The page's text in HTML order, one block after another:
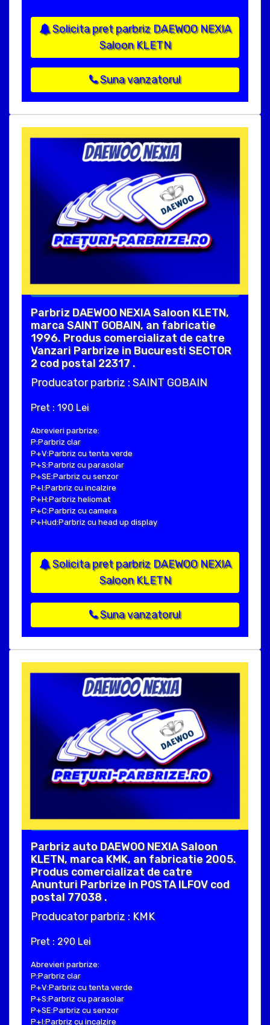
Solicita pret parbriz DAEWOO NEXIA
Saloon KLETN
Suna vanzatorul
Parbriz DAEWOO NEXIA Saloon KLETN,
marca SAINT GOBAIN, an fabricatie
1996. Produs comercializat de catre
Vanzari Parbrize in Bucuresti SECTOR
2 cod postal 22317 .
Producator parbriz : SAINT GOBAIN
Pret : 190 Lei
Abrevieri parbrize:
P:Parbriz clar
P+V:Parbriz cu tenta verde
P+S:Parbriz cu parasolar
P+SE:Parbriz cu senzor
P+I:Parbriz cu incalzire
P+H:Parbriz heliomat
P+C:Parbriz cu camera
P+Hud:Parbriz cu head up display
Solicita pret parbriz DAEWOO NEXIA
Saloon KLETN
Suna vanzatorul
Parbriz auto DAEWOO NEXIA Saloon
KLETN, marca KMK, an fabricatie 2005.
Produs comercializat de catre
Anunturi Parbrize in POSTA ILFOV cod
postal 77038 .
Producator parbriz : KMK
Pret : 290 Lei
Abrevieri parbrize:
P:Parbriz clar
P+V:Parbriz cu tenta verde
P+S:Parbriz cu parasolar
P+SE:Parbriz cu senzor
P+I:Parbriz cu incalzire